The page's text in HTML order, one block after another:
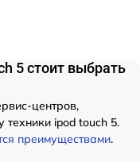
5 стоит выбрать
центров,
техники ipod touch 5.
преимуществами.